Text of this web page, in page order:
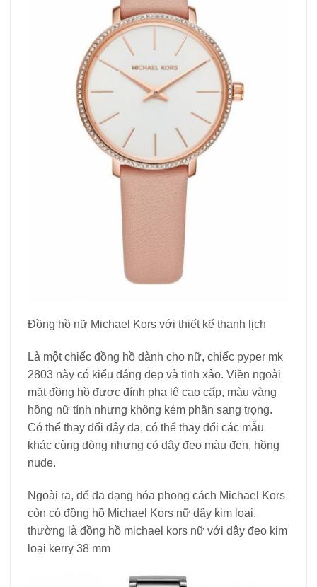
Đồng hồ nữ Michael Kors với thiết kế thanh lịch
Là một chiếc đồng hồ dành cho nữ, chiếc pyper mk
2803 này có kiểu dáng đẹp và tinh xảo. Viền ngoài
mặt đồng hồ được đính pha lê cao cấp, màu vàng
hồng nữ tính nhưng không kém phần sang trọng.
Có thể thay đổi dây da, có thể thay đổi các mẫu
khác cùng dòng nhưng có dây đeo màu đen, hồng
nude.
Ngoài ra, để đa dạng hóa phong cách Michael Kors
còn có đồng hồ Michael Kors nữ dây kim loại.
thường là đồng hồ michael kors nữ với dây đeo kim
loại kerry 38 mm